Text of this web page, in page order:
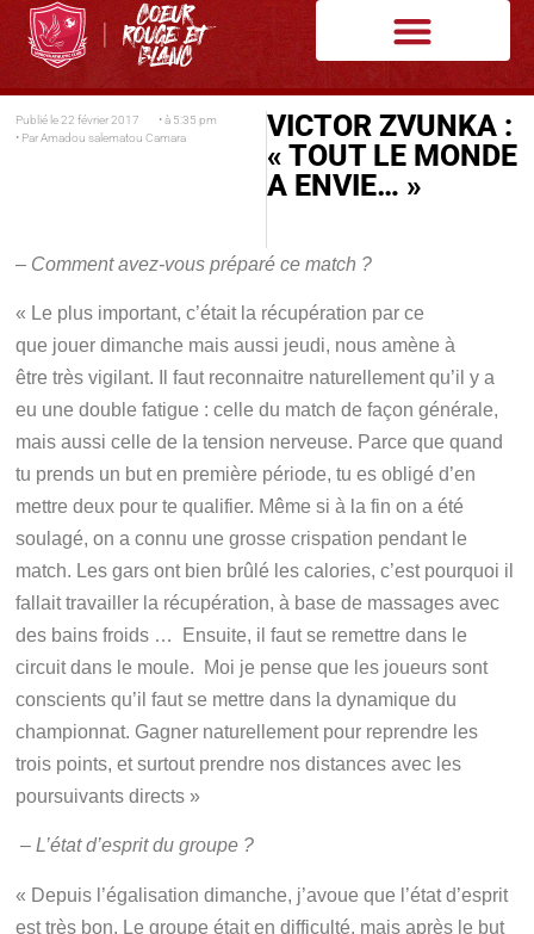
Publié le 22 février 2017 • à 5:35 pm
• ParAmadou salematou Camara
VICTOR ZVUNKA :
« TOUT LE MONDE
A ENVIE… »
– Comment avez-vous préparé ce match ?
« Le plus important, c’était la récupération par ce
que jouer dimanche mais aussi jeudi, nous amène à
être très vigilant. Il faut reconnaitre naturellement qu’il y a
eu une double fatigue : celle du match de façon générale,
mais aussi celle de la tension nerveuse. Parce que quand
tu prends un but en première période, tu es obligé d’en
mettre deux pour te qualifier. Même si à la fin on a été
soulagé, on a connu une grosse crispation pendant le
match. Les gars ont bien brûlé les calories, c’est pourquoi il
fallait travailler la récupération, à base de massages avec
des bains froids … Ensuite, il faut se remettre dans le
circuit dans le moule. Moi je pense que les joueurs sont
conscients qu’il faut se mettre dans la dynamique du
championnat. Gagner naturellement pour reprendre les
trois points, et surtout prendre nos distances avec les
poursuivants directs »
–L’état d’esprit du groupe ?
« Depuis l’égalisation dimanche, j’avoue que l’état d’esprit
est très bon. Le groupe était en difficulté, mais après le but